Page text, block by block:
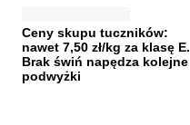
Ceny skupu tuczników:
nawet 7,50 zł/kg za klasę E.
Brak świń napędza kolejne
podwyżki